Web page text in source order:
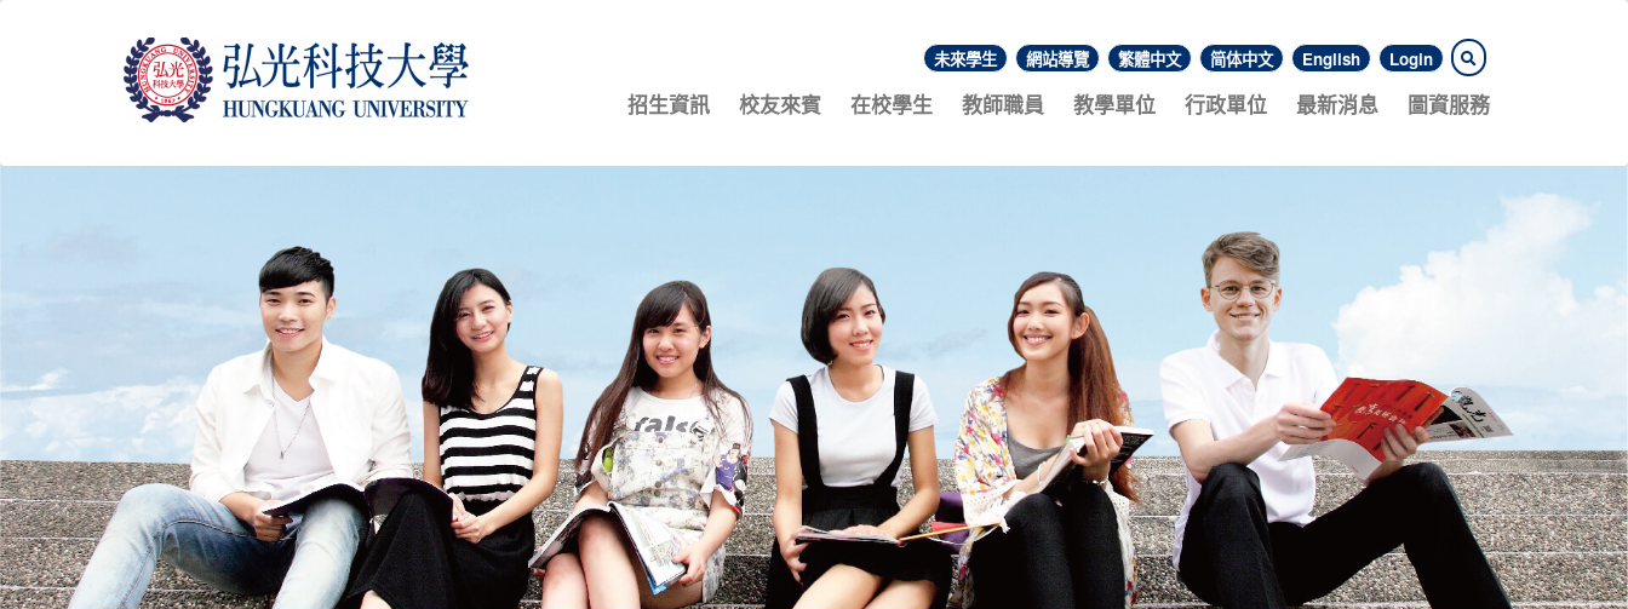
內
:::
未來學生 網站導覽 繁體中文 简体中文 English Login
招生資訊 校友來賓 在校學生 教師職員 教學單位 行政單位 最新消息 圖資服務